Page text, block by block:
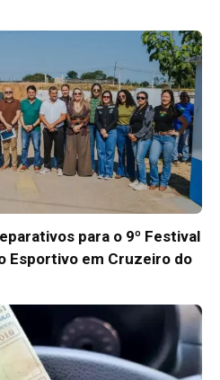
para o 9º Festival
Esportivo em Cruzeiro do